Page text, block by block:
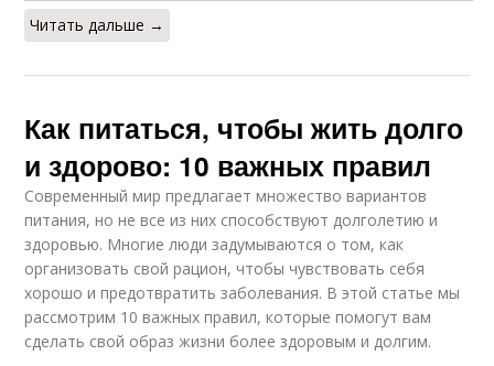
Читать дальше →
Как питаться, чтобы жить долго
и здорово: 10 важных правил
Современный мир предлагает множество вариантов
питания, но не все из них способствуют долголетию и
здоровью. Многие люди задумываются о том, как
организовать свой рацион, чтобы чувствовать себя
хорошо и предотвратить заболевания. В этой статье мы
рассмотрим 10 важных правил, которые помогут вам
сделать свой образ жизни более здоровым и долгим.